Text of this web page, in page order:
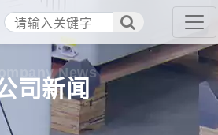
司新闻
News